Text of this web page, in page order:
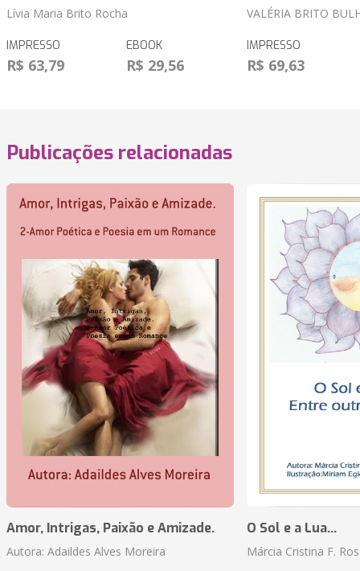
Lívia Maria Brito Rocha
IMPRESSO
R$ 63,79
EBOOK
R$ 29,56
VALÉRIA BRITO
IMPRESSO
R$ 69,63
Publicações relacionadas
Amor, Intrigas, Paixão e Amizade.
Autora: Adaildes Alves Moreira
O Sol e a Lua...
Márcia Cristina F.